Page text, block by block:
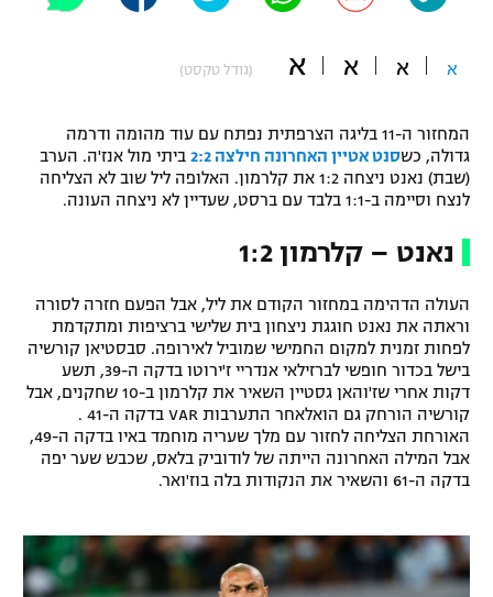
תקנון משתתפים וזוכים בפרסיםטניס
גיימינג E-Sports
תנאי שימוש
מדיניות פרטיות
תקנון פעילות ספורט 1
הצטרפות לחבילת הערוצים
כדורמים
פוטבול אמריקאי NFL
בייסבול MLB
ספורט אתגרי ואקסטרים
אומנויות לחימה
גיימינג E-Sports
א א א א (גודל טקסט)
המחזור ה-11 בליגה הצרפתית נפתח עם עוד מהומה ודרמה
גדולה, כשסנט אטיין האחרונה חילצה 2:2
ביתי מול אנז'ה. הערב
(שבת) נאנט ניצחה 1:2 את קלרמון. האלופה ליל שוב לא הצליחה
לנצח וסיימה ב-1:1 בלבד עם ברסט, שעדיין לא ניצחה העונה.
נאנט – קלרמון 1:2
העולה הדהימה במחזור הקודם את ליל, אבל הפעם חזרה לסורה
וראתה את נאנט חוגגת ניצחון בית שלישי ברציפות ומתקדמת
לפחות זמנית למקום החמישי שמוביל לאירופה. סבסטיאן קורשיה
בישל בכדור חופשי לברזילאי אנדריי ז'ירוטו בדקה ה-39, תשע
דקות אחרי שז'והאן גסטיין השאיר את קלרמון ב-10 שחקנים, אבל
קורשיה הורחק גם הואלאחר התערבות VAR בדקה ה-41 .
האורחת הצליחה לחזור עם מלך שעריה מוחמד באיו בדקה ה-49,
אבל המילה האחרונה הייתה של לודוביק בלאס, שכבש שער יפה
בדקה ה-61 והשאיר את הנקודות בלה בוז'ואר.